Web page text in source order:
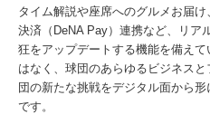
タイム解説や座席へのグルメお届
決済（DeNA Pay）連携など、リア
狂をアップデートする機能を備え
はなく、球団のあらゆるビジネス
団の新たな挑戦をデジタル面から
です。